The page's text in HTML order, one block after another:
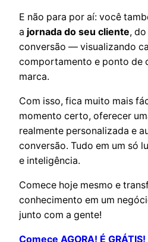
E não para por aí: você
a jornada do seu cliente,
conversão — visualizando
comportamento e ponto de
marca.
Com isso, fica muito mais
momento certo, oferecer
realmente personalizada e
conversão. Tudo em um só
e inteligência.
Comece hoje mesmo e
conhecimento em um
junto com a gente!
Comece AGORA! É GRÁTIS!